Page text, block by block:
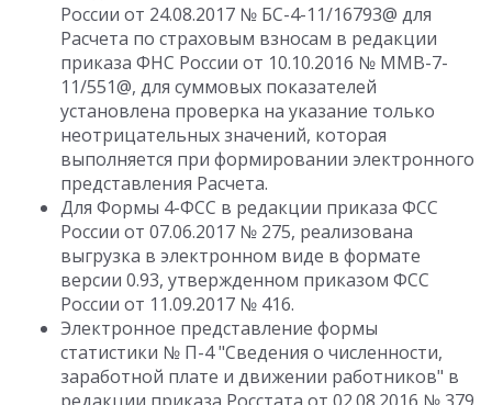
России от 24.08.2017 № БС-4-11/16793@ для
Расчета по страховым взносам в редакции
приказа ФНС России от 10.10.2016 № ММВ-7-
11/551@, для суммовых показателей
установлена проверка на указание только
неотрицательных значений, которая
выполняется при формировании электронного
представления Расчета.
Для Формы 4-ФСС в редакции приказа ФСС
России от 07.06.2017 № 275, реализована
выгрузка в электронном виде в формате
версии 0.93, утвержденном приказом ФСС
России от 11.09.2017 № 416.
Электронное представление формы
статистики № П-4 "Сведения о численности,
заработной плате и движении работников" в